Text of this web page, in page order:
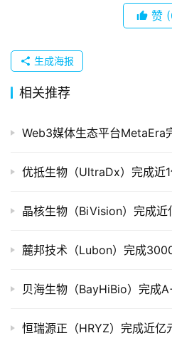
牌
发
布
并
组
公
上
投
赞
生成海报
相关推荐
Web3媒体生态平台MetaEra
优抵生物（UltraDx）完成近
晶核生物（BiVision）完成近
麓邦技术（Lubon）完成
贝海生物（BayHiBio）完成
恒瑞源正（HRYZ）完成近亿